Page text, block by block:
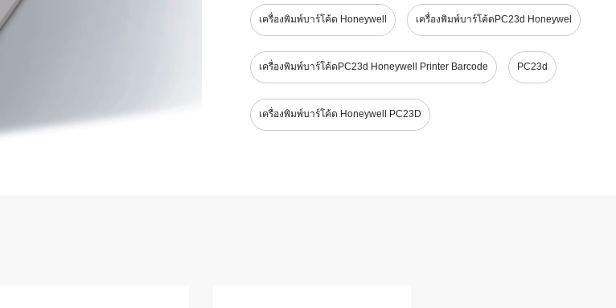
เครื่องพิมพ์บาร์โค้ด Honeywell เครื่องพิมพ์บาร์โค้ดPC23d Honeywel
เครื่องพิมพ์บาร์โค้ดPC23d Honeywell Printer Barcode PC23d
เครื่องพิมพ์บาร์โค้ด Honeywell PC23D